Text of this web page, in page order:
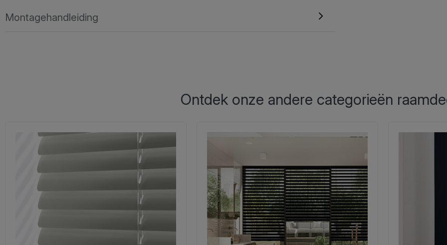
Montagehandleiding
Ontdek onze andere categorieën